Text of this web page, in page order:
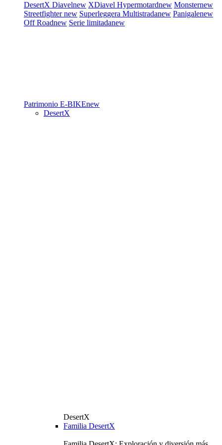
DesertX Diavelnew XDiavel Hypermotardnew Monsternew
Streetfighternew Superleggera Multistradanew Panigalenew
Off Roadnew Serie limitadanew
Patrimonio E-BIKEnew
DesertX
DesertX
Familia DesertX